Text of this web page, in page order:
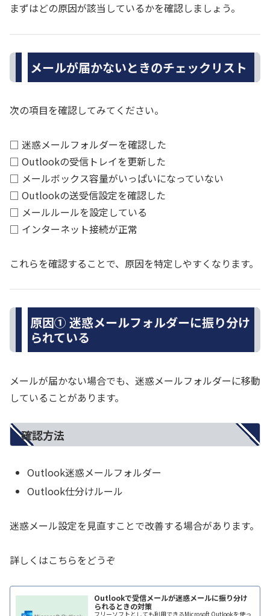
まずはどの原因が該当しているかを確認しましょう。
メールが届かないときのチェックリスト
次の項目を確認してみてください。
□ 迷惑メールフォルダーを確認した
□ Outlookの受信トレイを更新した
□ メールボックス容量がいっぱいになっていない
□ Outlookの送受信設定を確認した
□ メールルールを設定している
□ インターネット接続が正常
これらを確認することで、原因を特定しやすくなります。
原因① 迷惑メールフォルダーに振り分け
られている
メールが届かない場合でも、迷惑メールフォルダーに移動
していることがあります。
確認方法
Outlook迷惑メールフォルダー
Outlook仕分けルール
迷惑メール設定を見直すことで改善する場合があります。
詳しくはこちらをどうぞ
Outlookで受信メールが迷惑メールに振り分け
られるときの対策
フリーソフトとしても利用できるMicrosoft Outlookを使っ